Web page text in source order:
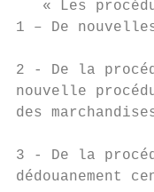
« Les
1 – De
2 - De la
nouvelle
des
3 - De la
dédouanement